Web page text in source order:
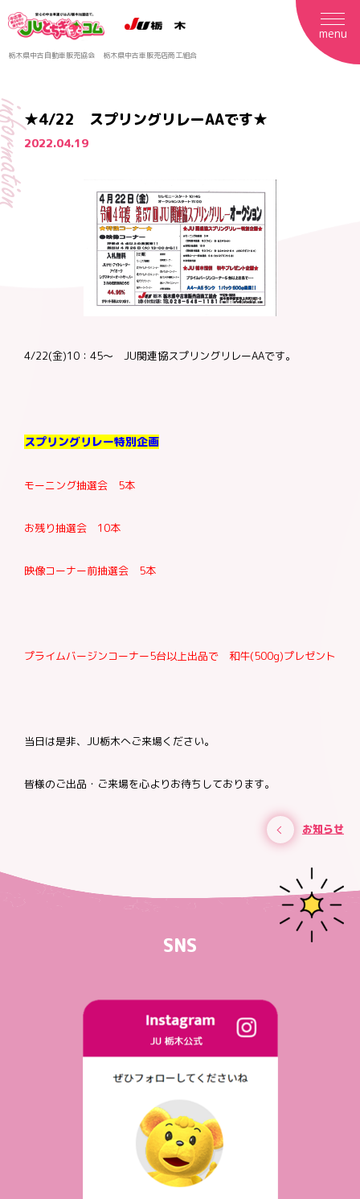
栃木県中古自動車販売協会 栃木県中古車販売店商工組合
加盟店様向け
menu
お知らせ
★4/22 スプリングリレーAAです★
2022.04.19
4/22(金)10：45～ JU関連協スプリングリレーAAです。
スプリングリレー特別企画
モーニング抽選会 5本
お残り抽選会 10本
映像コーナー前抽選会 5本
プライムバージンコーナー5台以上出品で 和牛(500g)プレゼント
当日は是非、JU栃木へご来場ください。
皆様のご出品・ご来場を心よりお待ちしております。
SNS